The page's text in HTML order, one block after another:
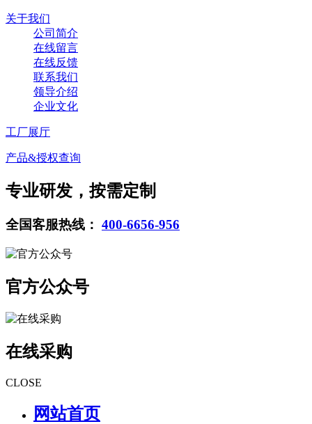
关于我们
公司简介
在线留言
在线反馈
联系我们
领导介绍
企业文化
工厂展厅
产品&授权查询
专业研发，按需定制
全国客服热线： 400-6656-956
官方公众号
在线采购
CLOSE
网站首页